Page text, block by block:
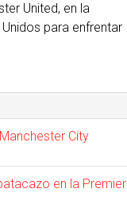
United, en la
para enfrentar
City
en la Premier